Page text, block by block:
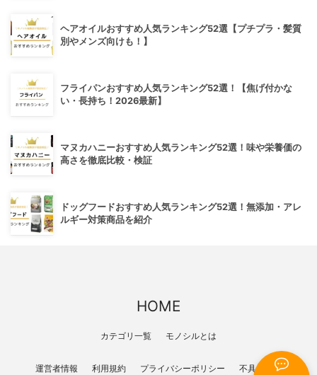
ヘアオイルおすすめ人気ランキング52選【プチプラ・髪質
別やメンズ向けも！】
フライパンおすすめ人気ランキング52選！【焦げ付かな
い・長持ち！2026最新】
マヌカハニーおすすめ人気ランキング52選！味や栄養価の
高さを徹底比較・検証
ドッグフードおすすめ人気ランキング52選！無添加・アレ
ルギー対策商品を紹介
HOME
カテゴリ一覧 モノシルとは
運営者情報 利用規約 プライバシーポリシー 不具合報告